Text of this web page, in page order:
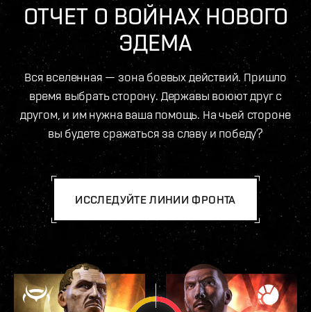
ОТЧЕТ О ВОЙНАХ НОВОГО
ЭДЕМА
Вся вселенная — зона боевых действий. Пришло
время выбрать сторону. Державы воюют друг с
другом, и им нужна ваша помощь. На чьей стороне
вы будете сражаться за славу и победу?
ИССЛЕДУЙТЕ ЛИНИИ ФРОНТА